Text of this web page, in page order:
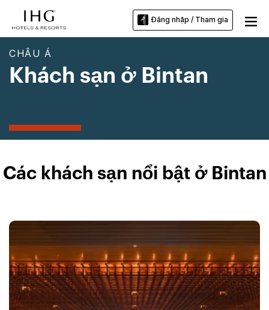
Đăng nhập / Tham gia
CHÂU Á
Khách sạn ở Bintan
Các khách sạn nổi bật ở Bintan